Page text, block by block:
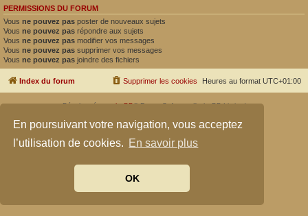
En poursuivant votre navigation, vous acceptez
l’utilisation de cookies. En savoir plus
OK
PERMISSIONS DU FORUM
Vous ne pouvez pas poster de nouveaux sujets
Vous ne pouvez pas répondre aux sujets
Vous ne pouvez pas modifier vos messages
Vous ne pouvez pas supprimer vos messages
Vous ne pouvez pas joindre des fichiers
Index du forum Heures au format UTC+01:00
Supprimer les cookies
Développé parphpBB® Forum Software © phpBB Limited
Confidentialité| Conditions